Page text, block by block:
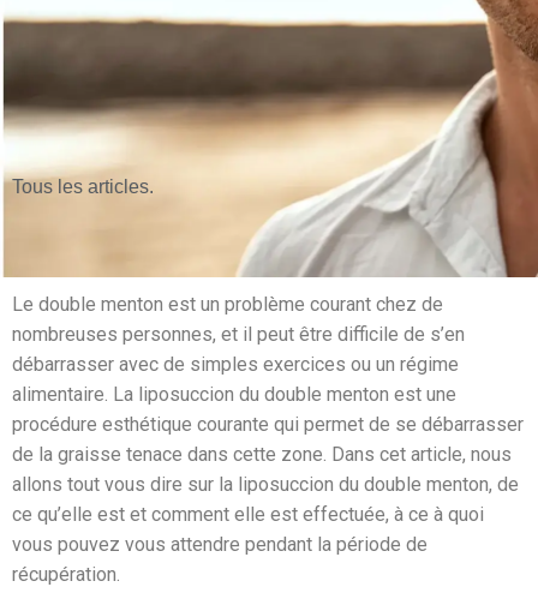
Tous les articles.
Le double menton est un problème courant chez de
nombreuses personnes, et il peut être difficile de s’en
débarrasser avec de simples exercices ou un régime
alimentaire. La liposuccion du double menton est une
procédure esthétique courante qui permet de se débarrasser
de la graisse tenace dans cette zone. Dans cet article, nous
allons tout vous dire sur la liposuccion du double menton, de
ce qu’elle est et comment elle est effectuée, à ce à quoi
vous pouvez vous attendre pendant la période de
récupération.